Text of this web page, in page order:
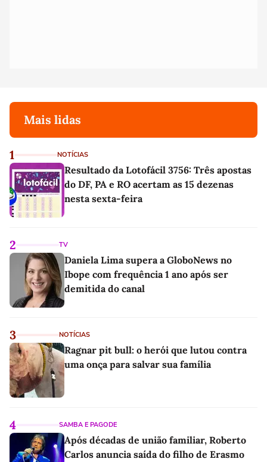
Mais lidas
1 NOTÍCIAS
Resultado da Lotofácil 3756: Três apostas
do DF, PA e RO acertam as 15 dezenas
nesta sexta-feira
2 TV
Daniela Lima supera a GloboNews no
Ibope com frequência 1 ano após ser
demitida do canal
3 NOTÍCIAS
Ragnar pit bull: o herói que lutou contra
uma onça para salvar sua família
4 SAMBA E PAGODE
Após décadas de união familiar, Roberto
Carlos anuncia saída do filho de Erasmo